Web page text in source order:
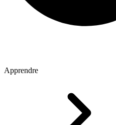
Apprendre